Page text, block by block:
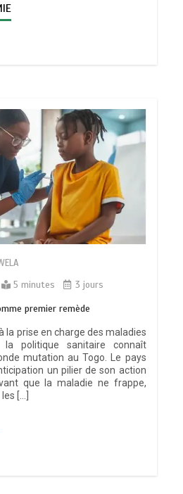
5 minutes 3 jours
premier remède
la prise en charge des maladies
politique sanitaire connaît
mutation au Togo. Le pays
un pilier de son action
que la maladie ne frappe,
[…]